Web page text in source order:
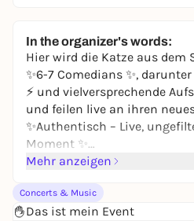
In the organizer's words:
Hier wird die Katze aus dem
✨6-7 Comedians ✨,
⚡️ und vielversprechende
und feilen live an ihren
✨Authentisch – Live,
Moment ✨
Lachkater hat sich
Athmosphäre 🛋️ sowohl
Besucherinnen, als auch den
Mehr anzeigen
Concerts & Music
Das ist mein Event